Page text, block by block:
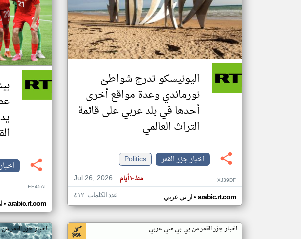
اليونيسكو تدرج شواطئ
نورماندي وعدة مواقع أخرى
أحدها في بلد عربي على قائمة
التراث العالمي
اخبار جزر القمر
Politics
Jul 26, 2026
منذ ١٠ أيام XJ39DF
ار تي عربي• arabic.rt.com عدد الكلمات: ٤١٢
EE45AI
• arabic.rt.com
اخبار جزر القمر من بي بي سي عربي اخبار جزر القمر